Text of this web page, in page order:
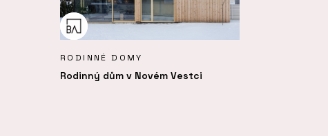
RODINNÉ DOMY
Rodinný dům v Novém Vestci